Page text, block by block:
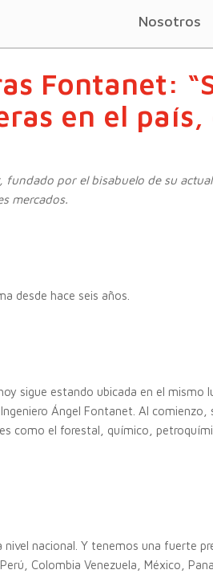
Nosotros
Fontanet:
en el
por el bisabuelo de su
mercados.
desde hace seis años.
sigue estando ubicada en el mismo
Ángel Fontanet. Al comienzo,
como el forestal, químico,
nacional. Y tenemos una fuerte
Colombia Venezuela, México,